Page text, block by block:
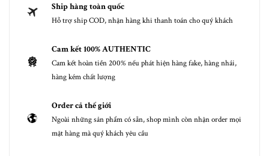
Ship hàng toàn quốc
Hỗ trợ ship COD, nhận hàng khi thanh toán cho quý khách
Cam kết 100% AUTHENTIC
Cam kết hoàn tiền 200% nếu phát hiện hàng fake, hàng nhái,
hàng kém chất lượng
Order cả thế giới
Ngoài những sản phẩm có sẵn, shop mình còn nhận order mọi
mặt hàng mà quý khách yêu cầu